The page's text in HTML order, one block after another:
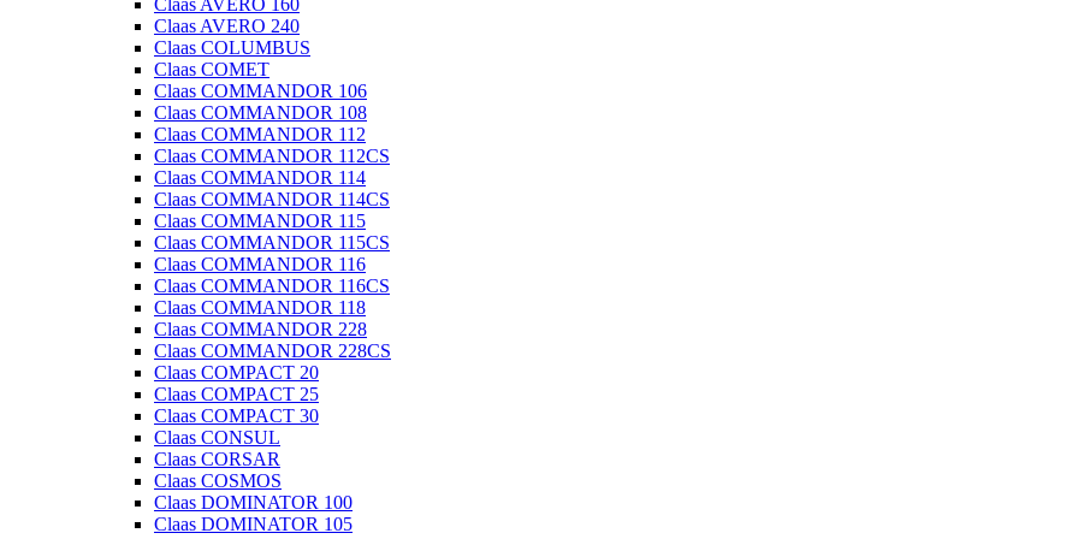
Claas AVERO 160
Claas AVERO 240
Claas COLUMBUS
Claas COMET
Claas COMMANDOR 106
Claas COMMANDOR 108
Claas COMMANDOR 112
Claas COMMANDOR 112CS
Claas COMMANDOR 114
Claas COMMANDOR 114CS
Claas COMMANDOR 115
Claas COMMANDOR 115CS
Claas COMMANDOR 116
Claas COMMANDOR 116CS
Claas COMMANDOR 118
Claas COMMANDOR 228
Claas COMMANDOR 228CS
Claas COMPACT 20
Claas COMPACT 25
Claas COMPACT 30
Claas CONSUL
Claas CORSAR
Claas COSMOS
Claas DOMINATOR 100
Claas DOMINATOR 105